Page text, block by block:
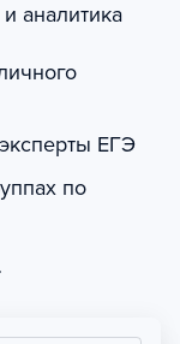
аналитика
ЕГЭ
по